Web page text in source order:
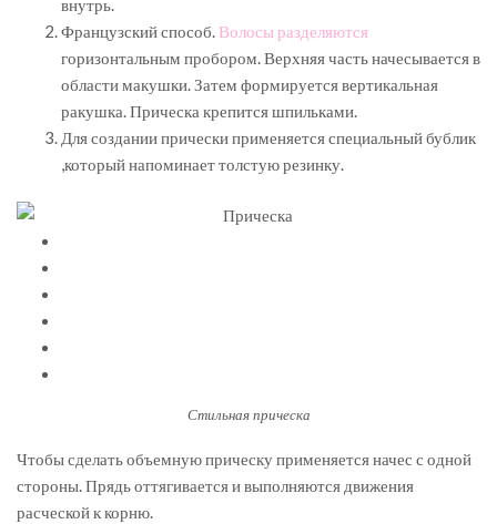
внутрь.
Французский способ. Волосы разделяются
горизонтальным пробором. Верхняя часть начесывается в
области макушки. Затем формируется вертикальная
ракушка. Прическа крепится шпильками.
Для создании прически применяется специальный бублик
,который напоминает толстую резинку.
Стильная прическа
Чтобы сделать объемную прическу применяется начес с одной
стороны. Прядь оттягивается и выполняются движения
расческой к корню.